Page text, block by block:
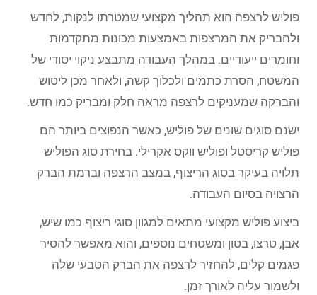
פוליש לרצפה הוא תהליך מקצועי שמטרתו לנקות, לחדש
ולהבריק את המרצפות באמצעות מכונות מתקדמות
וחומרים ייעודיים. במהלך העבודה מתבצע ניקוי יסודי של
המשטח, הסרת כתמים ולכלוך קשה, ולאחר מכן ליטוש
והברקה שמעניקים לרצפה מראה חלק ומבריק כמו חדש.
ישנם סוגים שונים של פוליש, כאשר הנפוצים ביותר הם
פוליש קריסטל ופוליש ווקס אקרילי. בחירת סוג הפוליש
תלויה בעיקר בסוג הריצוף, במצב הרצפה וברמת הברק
הרצויה בסיום העבודה.
ביצוע פוליש מקצועי מתאים למגוון סוגי ריצוף כמו שיש,
אבן, טרצו, בטון ומשטחים נוספים, והוא מאפשר להסיר
פגמים קלים, להחזיר לרצפה את הברק הטבעי שלה
ולשמור עליה לאורך זמן.